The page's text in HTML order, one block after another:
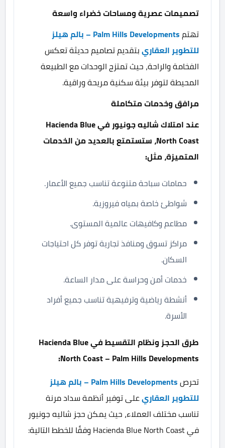
تصميمات عصرية ومساحات خضراء واسعة
تهتم
Palm Hills Developments – بالم هيلز
للتطوير العقاريبتقديم تصاميم حديثة تعكس
الفخامة والراحة، حيث تمتزج الوحدات مع الطبيعة
المحيطة لتوفر بيئة سكنية مريحة وراقية.
مرافق وخدمات متكاملة
عند امتلاك شاليه جونيور في Hacienda Blue
North Coast، ستستمتع بالعديد من الخدمات
المتميزة، مثل:
حمامات سباحة متنوعة تناسب جميع الأعمار.
شواطئ خاصة بمياه فيروزية.
مطاعم وكافيهات عالمية المستوى.
مراكز تسوق ومنافذ تجارية توفر كل احتياجات
السكان.
خدمات أمن وحراسة على مدار الساعة.
أنشطة رياضية وترفيهية تناسب جميع أفراد
الأسرة.
طرق الحجز ونظام التقسيط في Hacienda Blue
North Coast – Palm Hills Developments:
تحرص
Palm Hills Developments – بالم هيلز
للتطوير العقاريعلى توفير أنظمة سداد مرنة
تناسب مختلف العملاء، حيث يمكن حجز شاليه جونيور
في Hacienda Blue North Coast وفقًا للخطط التالية: